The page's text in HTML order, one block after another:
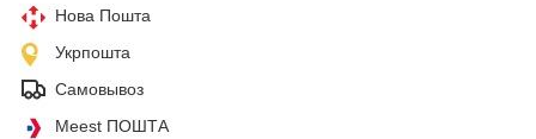
Нова Пошта
Укрпошта
Самовывоз
Meest ПОШТА